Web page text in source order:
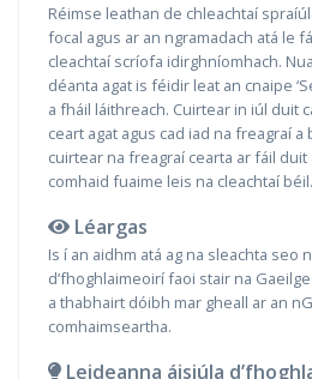
Réimse leathan de chleachtaí
focal agus ar an ngramadach atá le
cleachtaí scríofa idirghníomhach.
déanta agat is féidir leat an cnaipe
a fháil láithreach. Cuirtear in iúl duit
ceart agat agus cad iad na freagraí a
cuirtear na freagraí cearta ar fáil duit
comhaid fuaime leis na cleachtaí béil.
Léargas
Is í an aidhm atá ag na sleachta seo
d’fhoghlaimeoirí faoi stair na
a thabhairt dóibh mar gheall ar an
comhaimseartha.
Leideanna áisiúla